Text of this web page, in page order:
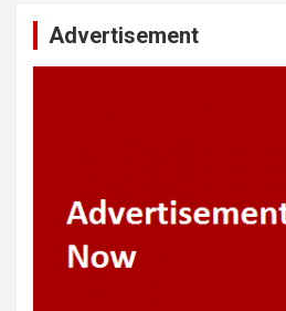
Advertisement